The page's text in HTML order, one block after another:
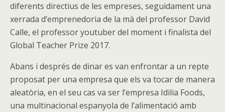
diferents directius de les empreses, seguidament una
xerrada d’emprenedoria de la mà del professor David
Calle, el professor youtuber del moment i finalista del
Global Teacher Prize 2017.
Abans i després de dinar es van enfrontar a un repte
proposat per una empresa que els va tocar de manera
aleatòria, en el seu cas va ser l’empresa Idilia Foods,
una multinacional espanyola de l’alimentació amb